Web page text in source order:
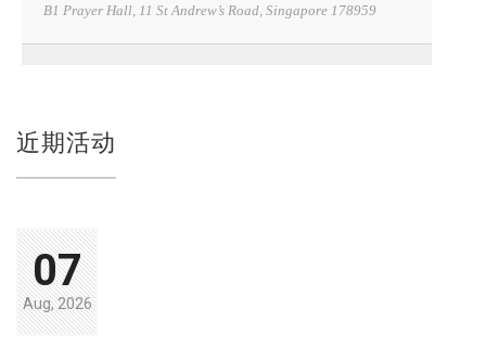
B1 Prayer Hall, 11 St Andrew’s Road, Singapore 178959
近期活动
07
Aug, 2026